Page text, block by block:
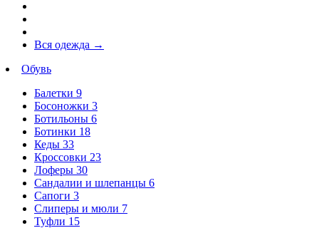
Вся одежда →
Обувь
Балетки 9
Босоножки 3
Ботильоны 6
Ботинки 18
Кеды 33
Кроссовки 23
Лоферы 30
Сандалии и шлепанцы 6
Сапоги 3
Слиперы и мюли 7
Туфли 15